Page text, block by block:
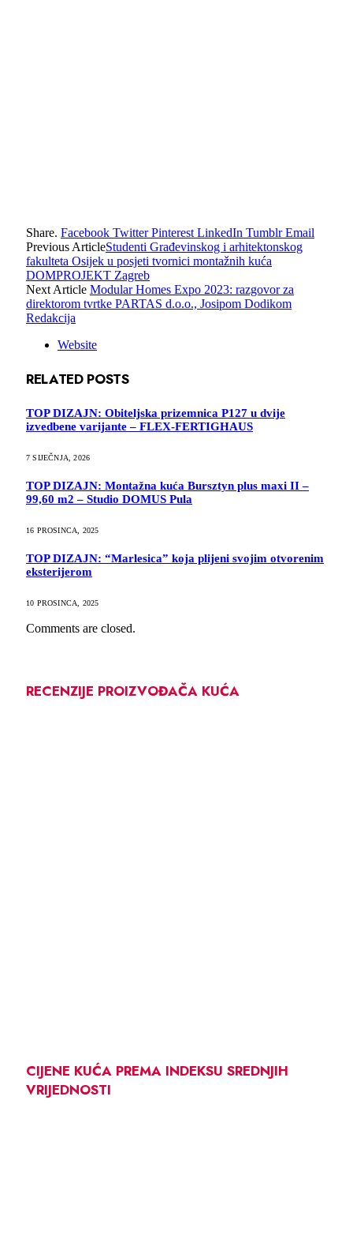
Share. Facebook Twitter Pinterest LinkedIn Tumblr Email
Previous ArticleStudenti Građevinskog i arhitektonskog
fakulteta Osijek u posjeti tvornici montažnih kuća
DOMPROJEKT Zagreb
Next Article Modular Homes Expo 2023: razgovor za
direktorom tvrtke PARTAS d.o.o., Josipom Dodikom
Redakcija
Website
RELATED POSTS
TOP DIZAJN: Obiteljska prizemnica P127 u dvije
izvedbene varijante – FLEX-FERTIGHAUS
7 SIJEČNJA, 2026
TOP DIZAJN: Montažna kuća Bursztyn plus maxi II –
99,60 m2 – Studio DOMUS Pula
16 PROSINCA, 2025
TOP DIZAJN: “Marlesica” koja plijeni svojim otvorenim
eksterijerom
10 PROSINCA, 2025
Comments are closed.
RECENZIJE PROIZVOĐAČA KUĆA
CIJENE KUĆA PREMA INDEKSU SREDNJIH
VRIJEDNOSTI